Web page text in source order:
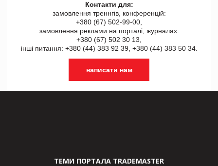
Контакти для:
замовлення треннгів, конференцій:
+380 (67) 502-99-00,
замовлення реклами на порталі, журналах:
+380 (67) 502 30 13,
інші питання: +380 (44) 383 92 39, +380 (44) 383 50 34.
написати нам
ТЕМИ ПОРТАЛА TRADEMASTER